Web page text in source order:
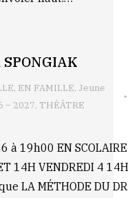
SPONGIAK
, EN FAMILLE, Jeune
– 2027, THÉÂTRE
à 19h00 EN SCOLAIRE
14H VENDREDI 4 14H
LA MÉTHODE DU DR